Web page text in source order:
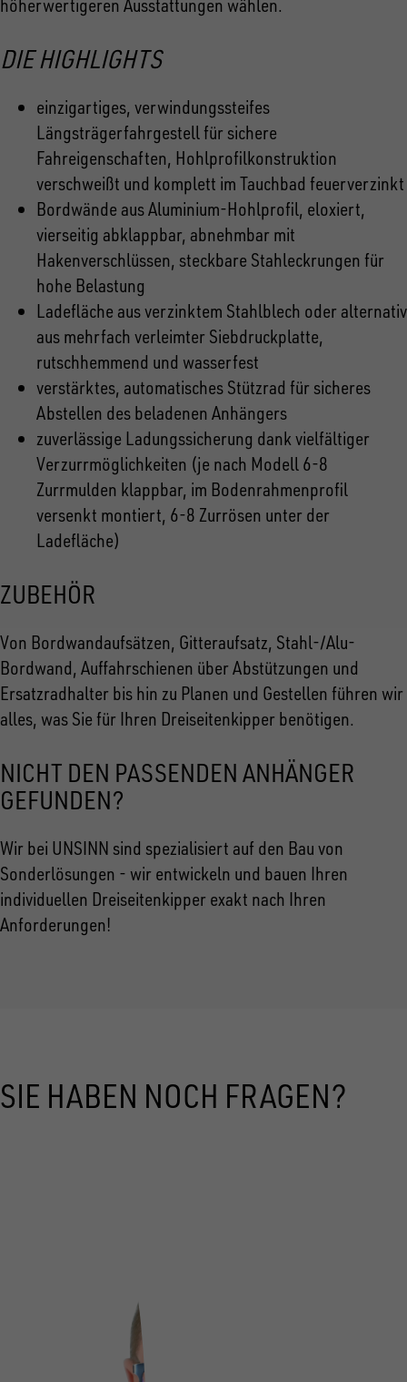
höherwertigeren Ausstattungen wählen.
DIE HIGHLIGHTS
einzigartiges, verwindungssteifes
Längsträgerfahrgestell für sichere
Fahreigenschaften, Hohlprofilkonstruktion
verschweißt und komplett im Tauchbad feuerverzinkt
Bordwände aus Aluminium-Hohlprofil, eloxiert,
vierseitig abklappbar, abnehmbar mit
Hakenverschlüssen, steckbare Stahleckrungen für
hohe Belastung
Ladefläche aus verzinktem Stahlblech oder alternativ
aus mehrfach verleimter Siebdruckplatte,
rutschhemmend und wasserfest
verstärktes, automatisches Stützrad für sicheres
Abstellen des beladenen Anhängers
zuverlässige Ladungssicherung dank vielfältiger
Verzurrmöglichkeiten (je nach Modell 6-8
Zurrmulden klappbar, im Bodenrahmenprofil
versenkt montiert, 6-8 Zurrösen unter der
Ladefläche)
ZUBEHÖR
Von Bordwandaufsätzen, Gitteraufsatz, Stahl-/Alu-
Bordwand, Auffahrschienen über Abstützungen und
Ersatzradhalter bis hin zu Planen und Gestellen führen wir
alles, was Sie für Ihren Dreiseitenkipper benötigen.
NICHT DEN PASSENDEN ANHÄNGER
GEFUNDEN?
Wir bei UNSINN sind spezialisiert auf den Bau von
Sonderlösungen - wir entwickeln und bauen Ihren
individuellen Dreiseitenkipper exakt nach Ihren
Anforderungen!
SIE HABEN NOCH FRAGEN?